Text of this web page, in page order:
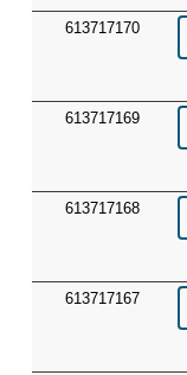
613717170
613717169
613717168
613717167